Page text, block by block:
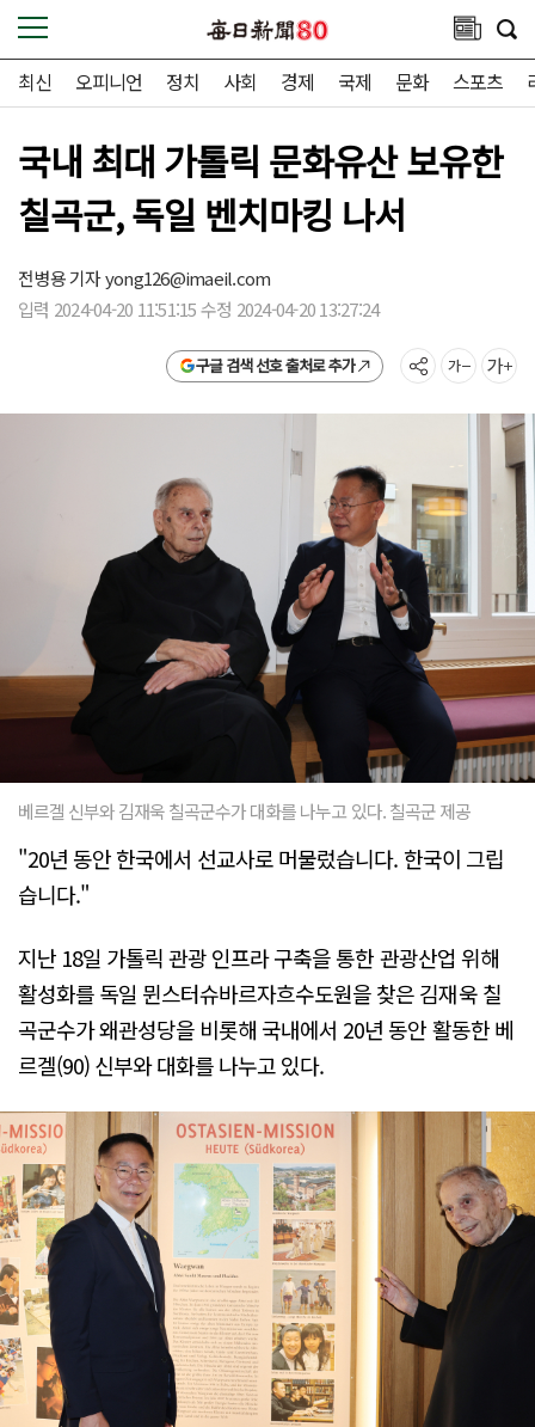
최신 오피니언 정치 사회 경제 국제 문화 스포츠
국내 최대 가톨릭 문화유산 보유한
칠곡군, 독일 벤치마킹 나서
전병용 기자yong126@imaeil.com
입력 2024-04-20 11:51:15 수정 2024-04-20 13:27:24
구글 검색 선호 출처로 추가
베르겔 신부와 김재욱 칠곡군수가 대화를 나누고 있다. 칠곡군 제공
"20년 동안 한국에서 선교사로 머물렀습니다. 한국이 그립
습니다."
지난 18일 가톨릭 관광 인프라 구축을 통한 관광산업 위해
활성화를 독일 뮌스터슈바르자흐수도원을 찾은 김재욱 칠
곡군수가 왜관성당을 비롯해 국내에서 20년 동안 활동한 베
르겔(90) 신부와 대화를 나누고 있다.